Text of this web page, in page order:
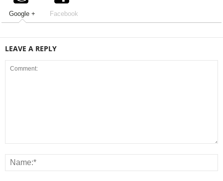
Google + Facebook
LEAVE A REPLY